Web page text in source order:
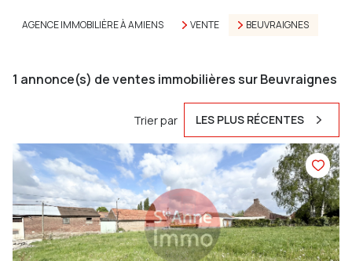
AGENCE IMMOBILIÈRE À AMIENS VENTE BEUVRAIGNES
1 annonce(s) de ventes immobilières sur Beuvraignes
Trier par LES PLUS RÉCENTES